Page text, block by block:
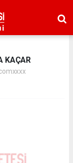
KAÇAR